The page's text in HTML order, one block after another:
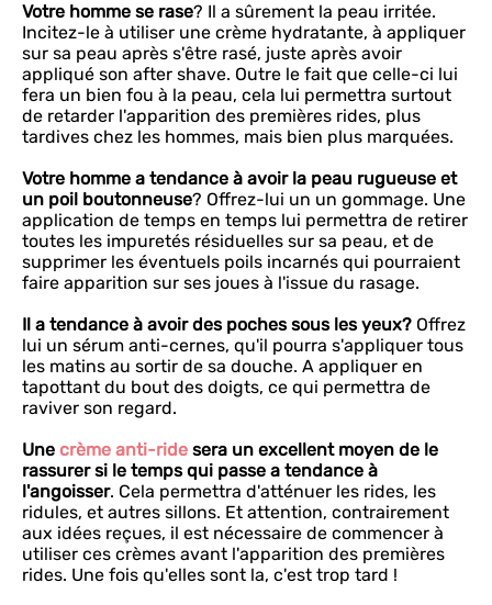
Votre homme se rase? Il a sûrement la peau irritée.
Incitez-le à utiliser une crème hydratante, à appliquer
sur sa peau après s'être rasé, juste après avoir
appliqué son after shave. Outre le fait que celle-ci lui
fera un bien fou à la peau, cela lui permettra surtout
de retarder l'apparition des premières rides, plus
tardives chez les hommes, mais bien plus marquées.
Votre homme a tendance à avoir la peau rugueuse et
un poil boutonneuse? Offrez-lui un un gommage. Une
application de temps en temps lui permettra de retirer
toutes les impuretés résiduelles sur sa peau, et de
supprimer les éventuels poils incarnés qui pourraient
faire apparition sur ses joues à l'issue du rasage.
Il a tendance à avoir des poches sous les yeux? Offrez
lui un sérum anti-cernes, qu'il pourra s'appliquer tous
les matins au sortir de sa douche. A appliquer en
tapottant du bout des doigts, ce qui permettra de
raviver son regard.
Une crème anti-ride sera un excellent moyen de le
rassurer si le temps qui passe a tendance à
l'angoisser. Cela permettra d'atténuer les rides, les
ridules, et autres sillons. Et attention, contrairement
aux idées reçues, il est nécessaire de commencer à
utiliser ces crèmes avant l'apparition des premières
rides. Une fois qu'elles sont la, c'est trop tard !